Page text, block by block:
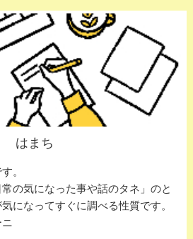
はまち
。
の気になった事や話のタネ」のと
になってすぐに調べる性質です。